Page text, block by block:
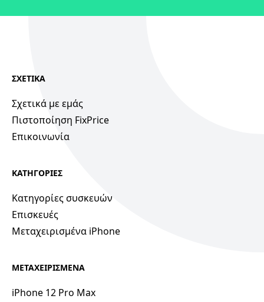
ΣΧΕΤΙΚΑ
Σχετικά με εμάς
Πιστοποίηση FixPrice
Επικοινωνία
ΚΑΤΗΓΟΡΙΕΣ
Κατηγορίες συσκευών
Επισκευές
Μεταχειρισμένα iPhone
ΜΕΤΑΧΕΙΡΙΣΜΕΝΑ
iPhone 12 Pro Max